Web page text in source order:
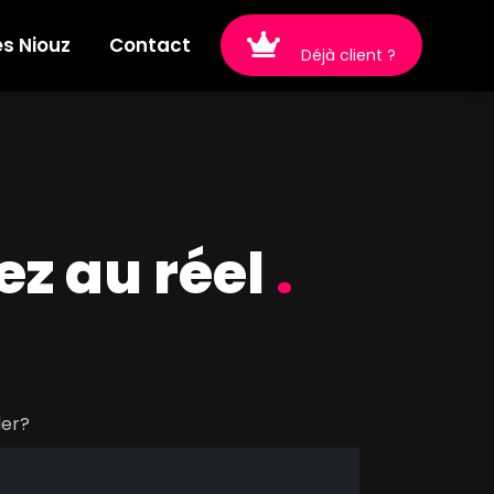
Niouz Contact Déjà client ?
au réel.